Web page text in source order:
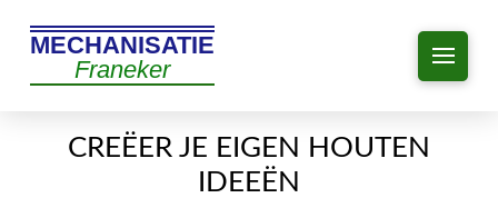
MECHANISATIE
Franeker
CREËER JE EIGEN HOUTEN
IDEEËN